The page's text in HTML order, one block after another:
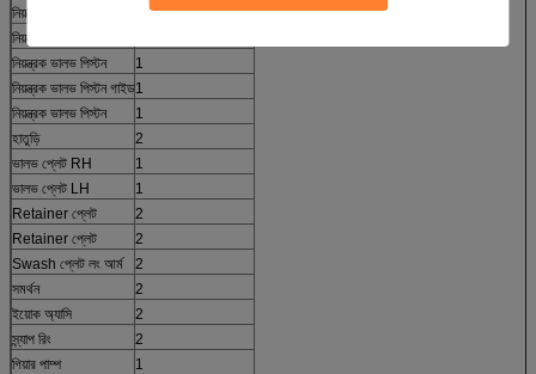
নিয়ন্ত্রক ভালভ পিস্টন
নিয়ন্ত্রক ভালভ পিস্টন গাইড
নিয়ন্ত্রক ভালভ পিস্টন
1
নিয়ন্ত্রক ভালভ পিস্টন গাইড1
নিয়ন্ত্রক ভালভ পিস্টন
1
হাতুড়ি
2
ভালভ প্লেট RH
1
ভালভ প্লেট LH
1
Retainer প্লেট
2
Retainer প্লেট
2
Swash প্লেট লং আর্ম
2
সমর্থন
2
ইয়োক অ্যাসি
2
স্ন্যাপ রিং
2
গিয়ার পাম্প
1